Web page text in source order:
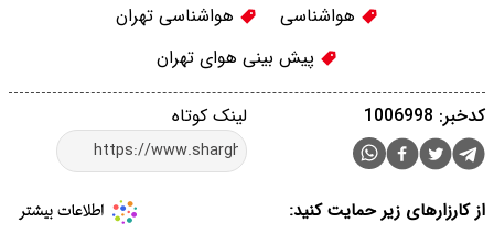
هواشناسی
هواشناسی تهران
پیش بینی هوای تهران
لینک کوتاه کدخبر: 1006998
از کارزارهای زیر حمایت کنید: